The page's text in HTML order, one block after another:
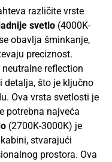
različite vrste
svetlo (4000K-
obavlja šminkanje,
preciznost.
reflection
detalja, što je ključno
Ova vrsta svetlosti je
potrebna najveća
(2700K-3000K) je
stvarajući
prostora. Ova